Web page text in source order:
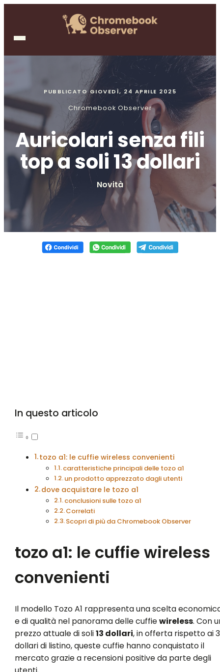
PUBBLICATOGIOVEDÌ, 24 APRILE 2025
Chromebook Observer
Auricolari senza fili
top a soli 13 dollari
Novità
In questo articolo
tozo a1: le cuffie wireless convenienti
caratteristiche principali delle tozo a1
un prodotto apprezzato dagli utenti
dove acquistare le tozo a1
conclusioni sulle tozo a1
Correlati
Scopri di più da Chromebook Observer
tozo a1: le cuffie wireless
convenienti
Il modello Tozo A1 rappresenta una scelta
e di qualità nel panorama delle cuffiewireless. Con
prezzo attuale di soli13 dollari, in offerta rispetto ai
dollari di listino, queste cuffie hanno conquistato il
mercato grazie a recensioni positive da parte degli